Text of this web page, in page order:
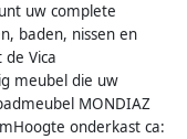
uw complete
baden, nissen en
Vica
meubel die uw
MONDIAZ
onderkast ca: